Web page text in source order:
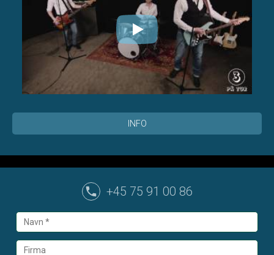
INFO
+45 75 91 00 86